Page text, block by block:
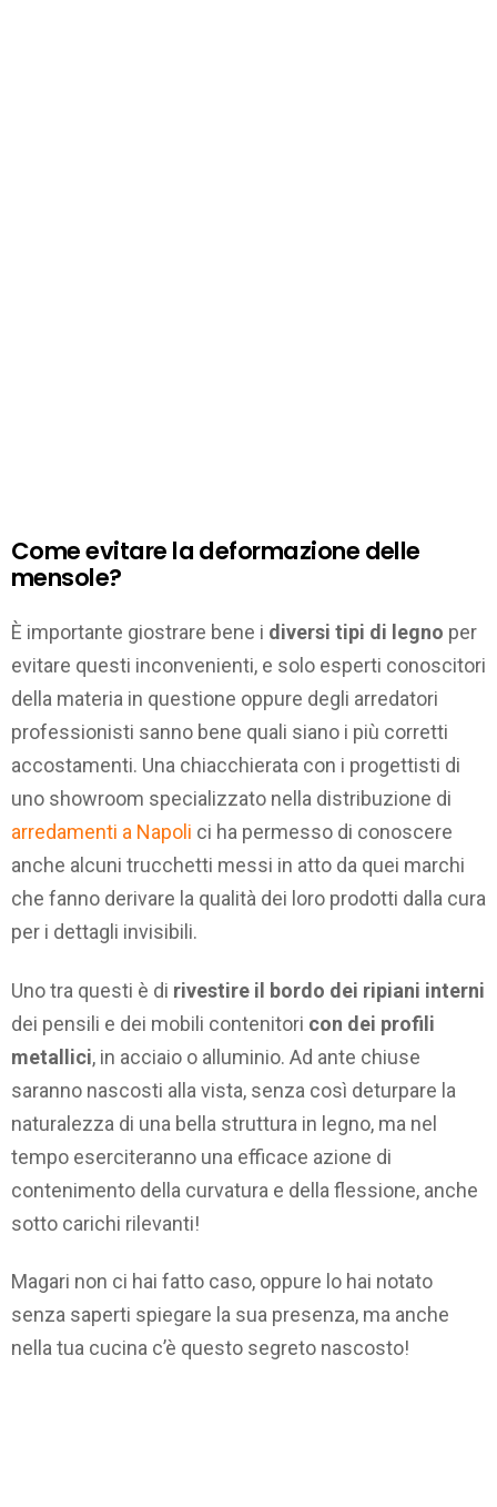
Come evitare la deformazione delle
mensole?
È importante giostrare bene i diversi tipi di legno per
evitare questi inconvenienti, e solo esperti conoscitori
della materia in questione oppure degli arredatori
professionisti sanno bene quali siano i più corretti
accostamenti. Una chiacchierata con i progettisti di
uno showroom specializzato nella distribuzione di
arredamenti a Napoli ci ha permesso di conoscere
anche alcuni trucchetti messi in atto da quei marchi
che fanno derivare la qualità dei loro prodotti dalla cura
per i dettagli invisibili.
Uno tra questi è di rivestire il bordo dei ripiani interni
dei pensili e dei mobili contenitori con dei profili
metallici, in acciaio o alluminio. Ad ante chiuse
saranno nascosti alla vista, senza così deturpare la
naturalezza di una bella struttura in legno, ma nel
tempo eserciteranno una efficace azione di
contenimento della curvatura e della flessione, anche
sotto carichi rilevanti!
Magari non ci hai fatto caso, oppure lo hai notato
senza saperti spiegare la sua presenza, ma anche
nella tua cucina c’è questo segreto nascosto!